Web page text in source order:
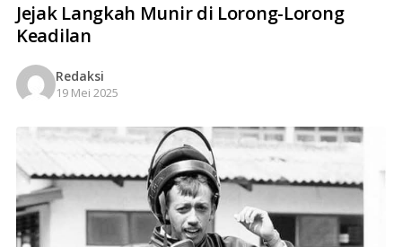
Jejak Langkah Munir di Lorong-Lorong
Keadilan
Redaksi
19 Mei 2025